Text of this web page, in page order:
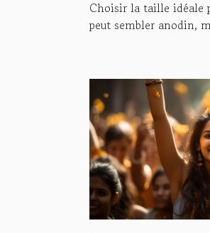
Choisir la taille idéale
peut sembler anodin,